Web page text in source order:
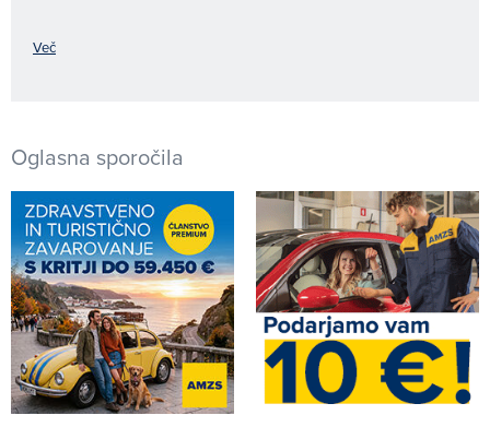
Več
Oglasna sporočila